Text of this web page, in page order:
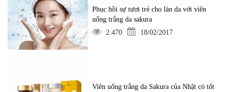
Phục hồi sự tươi trẻ cho làn da với viên
uống trắng da sakura
2.470
18/02/2017
Viên uống trắng da Sakura của Nhật có tốt